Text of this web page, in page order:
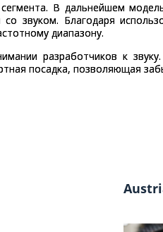
В дальнейшем
звуком. Благодаря
диапазону.
разработчиков к
посадка, позволяющая